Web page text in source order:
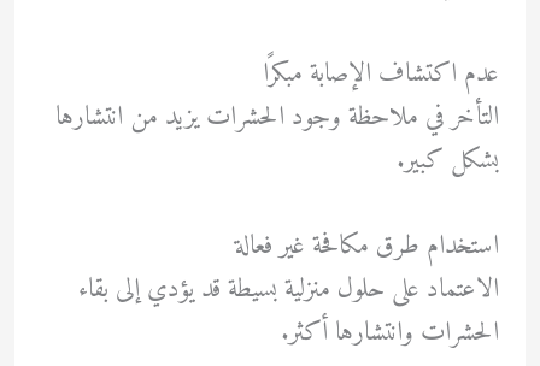
عدم اكتشاف الإصابة مبكرًا
التأخر في ملاحظة وجود الحشرات يزيد من انتشارها
بشكل كبير.
استخدام طرق مكافحة غير فعالة
الاعتماد على حلول منزلية بسيطة قد يؤدي إلى بقاء
الحشرات وانتشارها أكثر.